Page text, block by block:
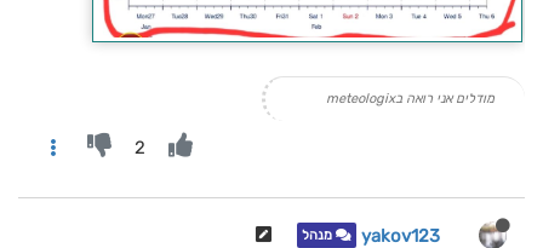
מודלים אני רואה בmeteologix
2
yakov123 מנהל